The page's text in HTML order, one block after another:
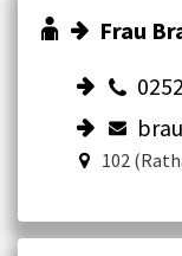
Frau
102